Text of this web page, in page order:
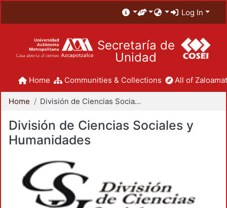
Log In
Secretaría de
Unidad
Home Communities & Collections All of
Home División de Ciencias Sociales y Humanidades
División de Ciencias Sociales y
Humanidades